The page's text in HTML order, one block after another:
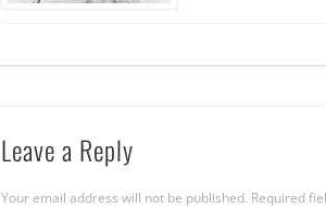
Leave a Reply
Your email address will not be published. Required